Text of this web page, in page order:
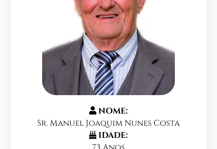
NOME:
Sr. Manuel Joaquim Nunes Costa
IDADE: